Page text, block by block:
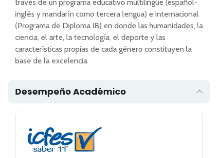
través de un programa educativo multilingüe (español-
inglés y mandarín como tercera lengua) e internacional
(Programa de Diploma IB) en donde las humanidades, la
ciencia, el arte, la tecnología, el deporte y las
características propias de cada género constituyen la
Desempeño Académico